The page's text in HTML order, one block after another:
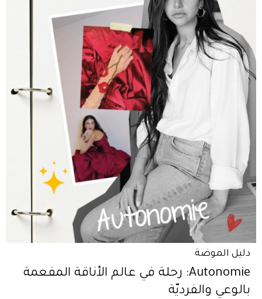
دليل الموضة
Autonomie: رحلة في عالم الأناقة المفعمة
بالوعي والفرديّة